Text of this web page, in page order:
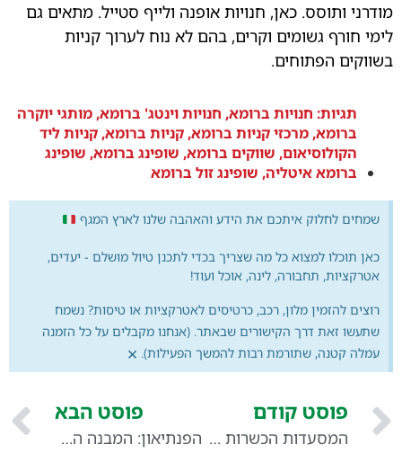
מודרני ותוסס. כאן, חנויות אופנה ולייף סטייל. מתאים גם
לימי חורף גשומים וקרים, בהם לא נוח לערוך קניות
בשווקים הפתוחים.
תגיות: חנויות ברומא, חנויות וינטג' ברומא,מותגי יוקרה
ברומא,מרכזי קניות ברומא,קניות ברומא,קניות ליד
הקולוסיאום, שווקים ברומא, שופינג ברומא, שופינג
ברומא איטליה, שופינג זול ברומא
שמחים לחלוק איתכם את הידע והאהבה שלנו לארץ המגף
כאן תוכלו למצוא כל מה שצריך בכדי לתכנן טיול מושלם - יעדים,
אטרקציות, תחבורה, לינה, אוכל ועוד!
רוצים להזמין מלון, רכב, כרטיסים לאטרקציות או טיסות? נשמח
שתעשו זאת דרך הקישורים שבאתר. (אנחנו מקבלים על כל הזמנה
עמלה קטנה, שתורמת רבות להמשך הפעילות). ×
פוסט קודם
המסעדות הכשרות הטובות ביותר ברומא
פוסט הבא
הפנתיאון: המבנה ההיסטורי של רומא